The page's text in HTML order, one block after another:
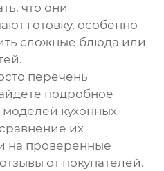
что они
готовку, особенно
сложные блюда или
перечень
подробное
моделей кухонных
их
на проверенные
от покупателей.